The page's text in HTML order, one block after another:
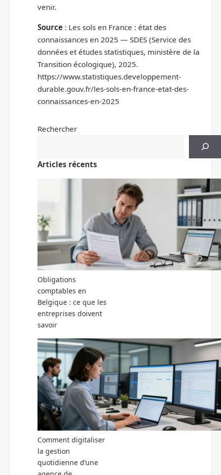
venir.
Source : Les sols en France : état des
connaissances en 2025 — SDES (Service des
données et études statistiques, ministère de la
Transition écologique), 2025.
https://www.statistiques.developpement-
durable.gouv.fr/les-sols-en-france-etat-des-
connaissances-en-2025
Rechercher
Articles récents
Obligations
comptables en
Belgique : ce que les
entreprises doivent
savoir
Comment digitaliser
la gestion
quotidienne d’une